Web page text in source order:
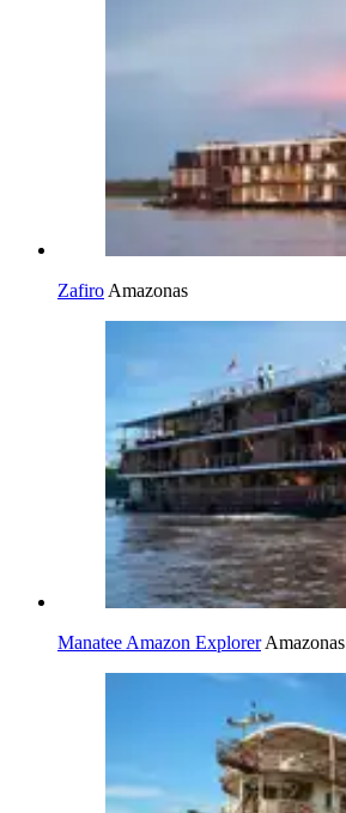
Zafiro Amazonas
Manatee Amazon Explorer Amazonas